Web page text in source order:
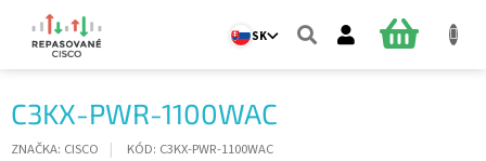
obsah
SK
C3KX-PWR-1100WAC
ZNAČKA: CISCO KÓD: C3KX-PWR-1100WAC